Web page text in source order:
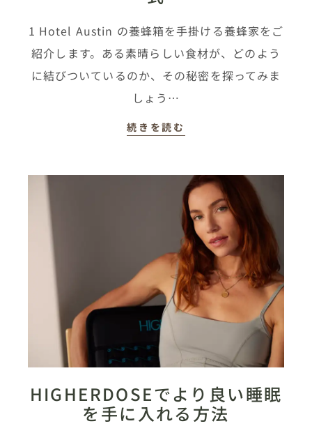
1 Hotel Austin の養蜂箱を手掛ける養蜂家をご
紹介します。ある素晴らしい食材が、どのよう
に結びついているのか、その秘密を探ってみま
しょう…
続きを読む
HIGHERDOSEでより良い睡眠
を手に入れる方法